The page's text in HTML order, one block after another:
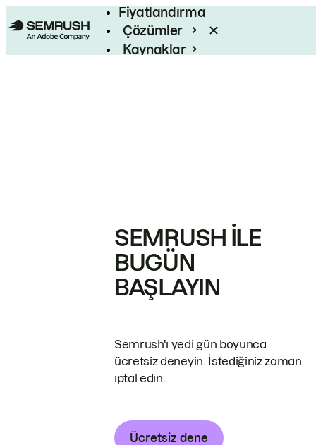
Fiyatlandırma
Çözümler
Kaynaklar
SEMRUSH ILE
BUGÜN
BAŞLAYIN
Semrush'ı yedi gün boyunca
ücretsiz deneyin. İstediğiniz zaman
iptal edin.
Ücretsiz dene